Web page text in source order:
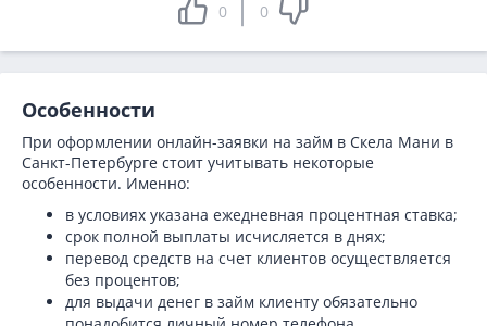
0 0
Особенности
При оформлении онлайн-заявки на займ в Скела Мани в
Санкт-Петербурге стоит учитывать некоторые
особенности. Именно:
в условиях указана ежедневная процентная ставка;
срок полной выплаты исчисляется в днях;
перевод средств на счет клиентов осуществляется
без процентов;
для выдачи денег в займ клиенту обязательно